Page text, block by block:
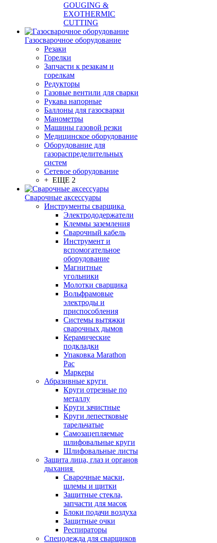
GOUGING &
EXOTHERMIC
CUTTING
Газосварочное оборудование
Резаки
Горелки
Запчасти к резакам и
горелкам
Редукторы
Газовые вентили для сварки
Рукава напорные
Баллоны для газосварки
Манометры
Машины газовой резки
Медицинское оборудование
Оборудование для
газораспределительных
систем
Сетевое оборудование
+ ЕЩЕ 2
Сварочные аксессуары
Инструменты сварщика
Электрододержатели
Клеммы заземления
Сварочный кабель
Инструмент и
вспомогательное
оборудование
Магнитные
угольники
Молотки сварщика
Вольфрамовые
электроды и
приспособления
Системы вытяжки
сварочных дымов
Керамические
подкладки
Упаковка Marathon
Pac
Маркеры
Абразивные круги
Круги отрезные по
металлу
Круги зачистные
Круги лепестковые
тарельчатые
Самозацепляемые
шлифовальные круги
Шлифовальные листы
Защита лица, глаз и органов
дыхания
Сварочные маски,
шлемы и щитки
Защитные стекла,
запчасти для масок
Блоки подачи воздуха
Защитные очки
Респираторы
Спецодежда для сварщиков